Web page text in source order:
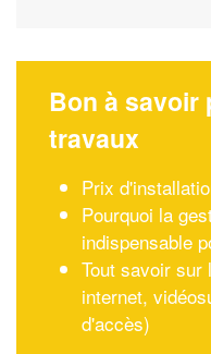
Bon à savoir
travaux
Prix
Pourquoi la
indispensable
Tout savoir sur
internet,
d'accès)